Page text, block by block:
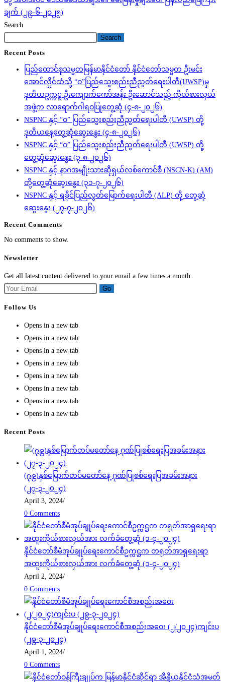
ချက် (၂၉-၆-၂၀၂၅)
Search
Search
Recent Posts
ပြည်ထောင်စုသမ္မတမြန်မာနိုင်ငံတော် နိုင်ငံတော်သမ္မတ ဦးမင်း
အောင်လှိုင်ထံသို့ “ဝ”ပြည်သွေးစည်းညီညွတ်ရေးပါတီ(UWSP)မှ
ဒုတိယဥက္ကဋ္ဌ ဦးကျောက်ကော်အန်း ဦးဆောင်သည့် ကိုယ်စားလှယ်
အဖွဲ့က လာရောက်ဂါရဝပြုတွေ့ဆုံ (၄-၈-၂၀၂၆)
NSPNC နှင့် “ဝ” ပြည်သွေးစည်းညီညွတ်ရေးပါတီ (UWSP) တို့
ဒုတိယနေ့တွေ့ဆုံဆွေးနွေး (၄-၈-၂၀၂၆)
NSPNC နှင့် “ဝ” ပြည်သွေးစည်းညီညွတ်ရေးပါတီ (UWSP) တို့
တွေ့ဆုံဆွေးနွေး (၃-၈-၂၀၂၆)
NSPNC နှင့် နာဂအမျိုးသားဆိုရှယ်လစ်ကောင်စီ (NSCN-K) (AM)
တို့တွေ့ဆုံဆွေးနွေး (၃၁-၇-၂၀၂၆)
NSPNC နှင့် ရခိုင်ပြည်လွတ်မြောက်ရေးပါတီ (ALP) တို့ တွေ့ဆုံ
ဆွေးနွေး (၂၇-၇-၂၀၂၆)
Recent Comments
No comments to show.
Newsletter
Get all latest content delivered to your email a few times a month.
Go
Follow Us
Opens in a new tab
Opens in a new tab
Opens in a new tab
Opens in a new tab
Opens in a new tab
Opens in a new tab
Opens in a new tab
Opens in a new tab
Recent Posts
(၇၉)နှစ်မြောက်တပ်မတော်နေ့ ဂုဏ်ပြုစစ်ရေးပြအခမ်းအနား
(၂၇-၃-၂၀၂၄)
April 3, 2024/
0 Comments
နိုင်ငံတော်စီမံအုပ်ချုပ်ရေးကောင်စီဥက္ကဋ္ဌက တရုတ်အာရှရေးရာ
အထူးကိုယ်စားလှယ်အား လက်ခံတွေ့ဆုံ (၁-၄-၂၀၂၄)
April 2, 2024/
0 Comments
နိုင်ငံတော်စီမံအုပ်ချုပ်ရေးကောင်စီအစည်းအဝေး (၂/၂၀၂၄)ကျင်းပ
(၂၉-၃-၂၀၂၄)
April 1, 2024/
0 Comments